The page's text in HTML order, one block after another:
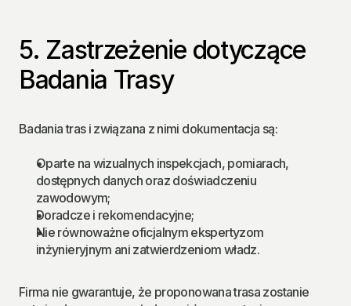
5. Zastrzeżenie dotyczące
Badania Trasy
Badania tras i związana z nimi dokumentacja są:
Oparte na wizualnych inspekcjach, pomiarach,
dostępnych danych oraz doświadczeniu
zawodowym;
Doradcze i rekomendacyjne;
Nie równoważne oficjalnym ekspertyzom
inżynieryjnym ani zatwierdzeniom władz.
Firma nie gwarantuje, że proponowana trasa zostanie